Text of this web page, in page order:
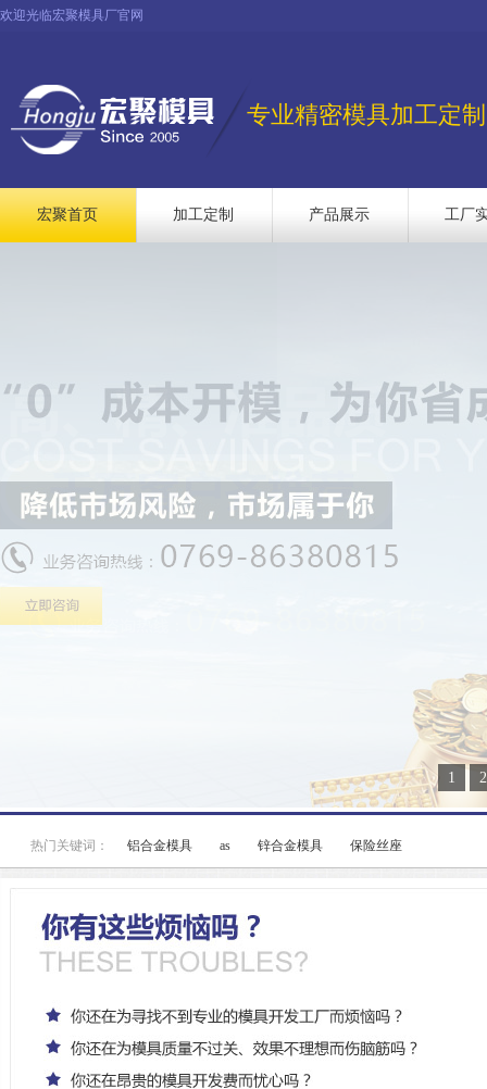
欢迎光临宏聚模具厂官网
专业精密模具加工定制
宏聚首页 加工定制 产品展示 工厂
1 2
热门关键词： 铝合金模具 as 锌合金模具 保险丝座